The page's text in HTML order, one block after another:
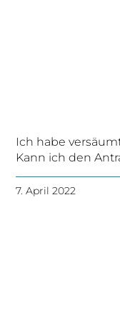
Ich habe
Kann ich den
7. April 2022